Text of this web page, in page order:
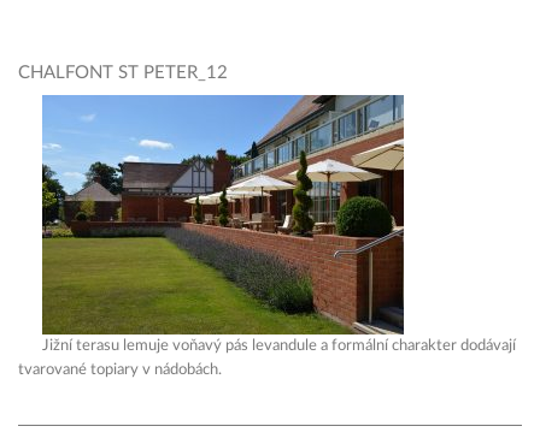
CHALFONT ST PETER_12
Jižní terasu lemuje voňavý pás levandule a formální charakter dodávají
tvarované topiary v nádobách.